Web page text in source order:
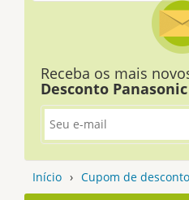
Receba os mais
Desconto Panasonic
Início › Cupom de desconto